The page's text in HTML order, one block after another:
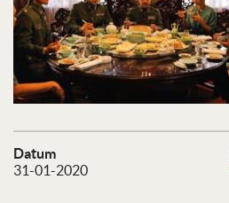
Datum
31-01-2020